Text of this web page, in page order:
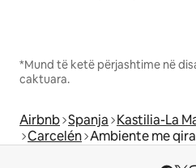
*Mund të ketë përjashtime në
caktuara.
Airbnb Spanja Kastilia-La
Carcelén Ambiente me